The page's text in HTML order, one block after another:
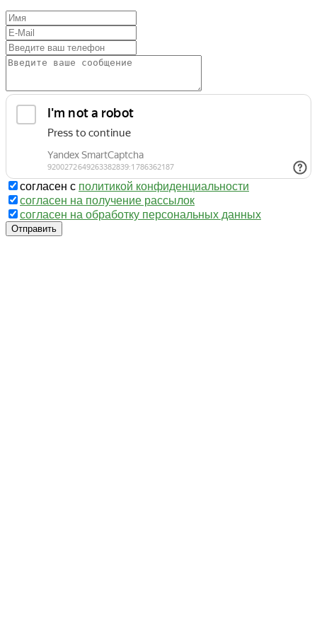
согласен с политикой конфиденциальности
согласен на получение рассылок
согласен на обработку персональных данных
Отправить